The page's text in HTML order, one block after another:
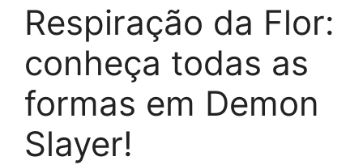
Respiração da Flor:
conheça todas as
formas em Demon
Slayer!